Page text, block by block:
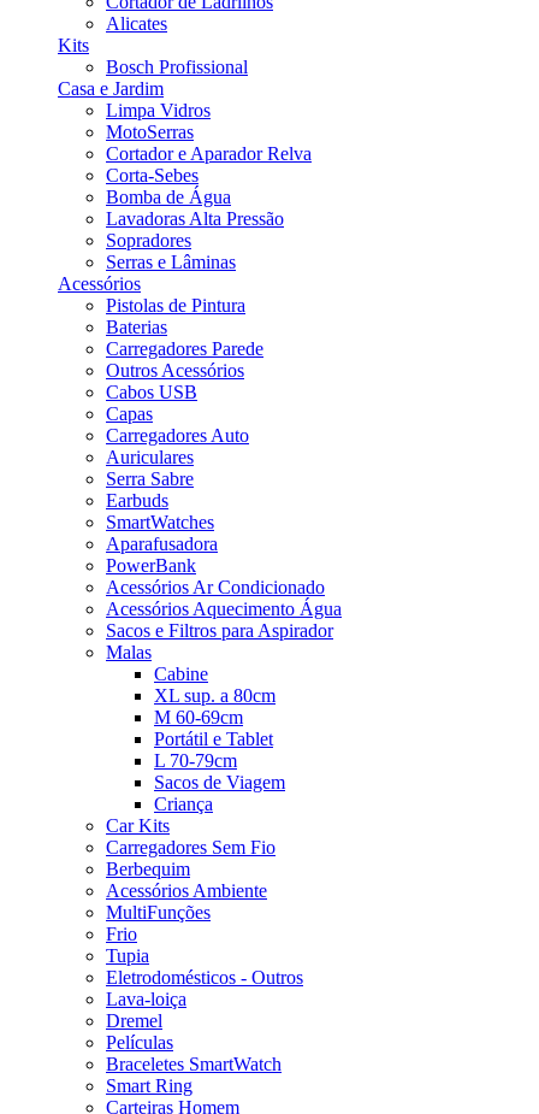
Alicates
Kits
Bosch Profissional
Casa e Jardim
Limpa Vidros
MotoSerras
Cortador e Aparador Relva
Corta-Sebes
Bomba de Água
Lavadoras Alta Pressão
Sopradores
Serras e Lâminas
Acessórios
Pistolas de Pintura
Baterias
Carregadores Parede
Outros Acessórios
Cabos USB
Capas
Carregadores Auto
Auriculares
Serra Sabre
Earbuds
SmartWatches
Aparafusadora
PowerBank
Acessórios Ar Condicionado
Acessórios Aquecimento Água
Sacos e Filtros para Aspirador
Malas
Cabine
XL sup. a 80cm
M 60-69cm
Portátil e Tablet
L 70-79cm
Sacos de Viagem
Criança
Car Kits
Carregadores Sem Fio
Berbequim
Acessórios Ambiente
MultiFunções
Frio
Tupia
Eletrodomésticos - Outros
Lava-loiça
Dremel
Películas
Braceletes SmartWatch
Smart Ring
Carteiras Homem